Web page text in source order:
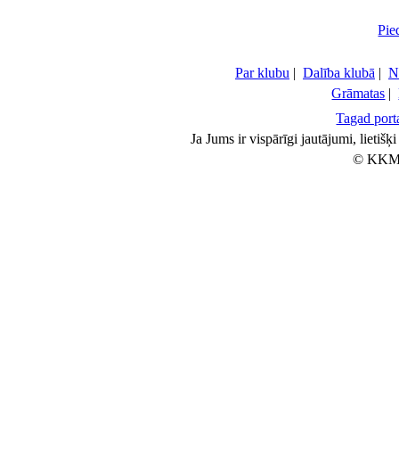
Par klubu | Dalība klubā |
Grāmatas |
Tagad
Ja Jums ir vispārīgi jautājumi,
©